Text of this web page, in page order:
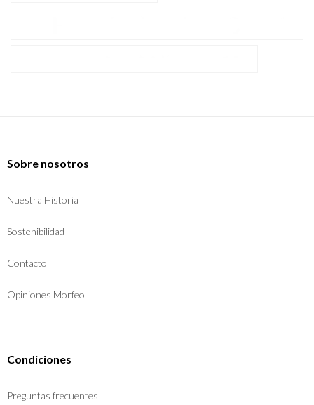
Sobre nosotros
Nuestra Historia
Sostenibilidad
Contacto
Opiniones Morfeo
Condiciones
Preguntas frecuentes